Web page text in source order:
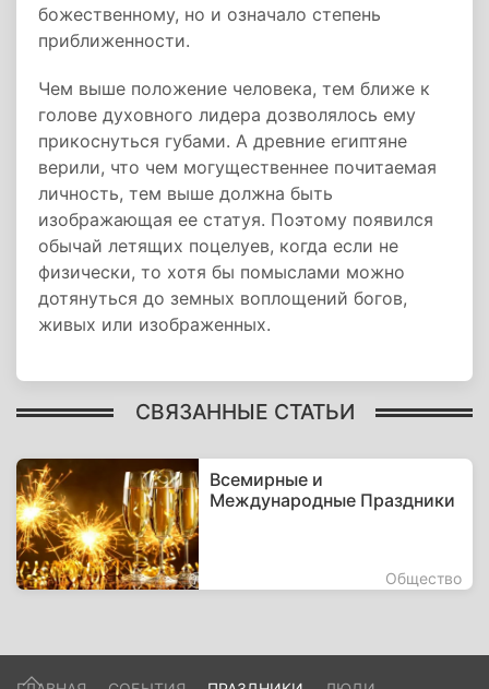
божественному, но и означало степень
приближенности.
Чем выше положение человека, тем ближе к
голове духовного лидера дозволялось ему
прикоснуться губами. А древние египтяне
верили, что чем могущественнее почитаемая
личность, тем выше должна быть
изображающая ее статуя. Поэтому появился
обычай летящих поцелуев, когда если не
физически, то хотя бы помыслами можно
дотянуться до земных воплощений богов,
живых или изображенных.
СВЯЗАННЫЕ СТАТЬИ
Всемирные и
Международные Праздники
Общество